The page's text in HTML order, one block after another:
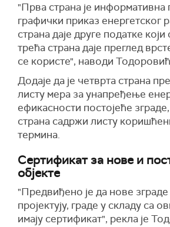
"Прва страна је информативна
графички приказ енергетског
страна даје друге податке
трећа страна даје преглед
се користе", наводи
Додаје да је четврта страна
листу мера за унапређење
ефикасности постојеће
страна садржи листу
термина.
Сертификат за нове и
објекте
"Предвиђено је да нове зграде
пројектују, граде у складу са
имају сертификат", рекла је